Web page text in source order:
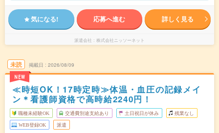
気になる! 応募へ進む 詳しく見る
派遣会社 株式会社ニッソーネット
未読
NEW
掲載日 2026/08/09
≪時短OK！17時定時≫体温・血圧の記録メイ
ン＊看護師資格で高時給2240円！
職種未経験OK 交通費別途支給あり 土日祝日が休み 残業なし
WEB登録OK 派遣